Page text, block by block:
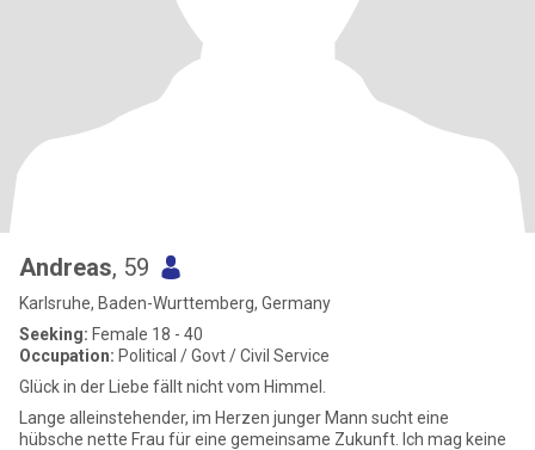
Andreas, 59
Karlsruhe, Baden-Wurttemberg, Germany
Seeking: Female 18 - 40
Occupation: Political / Govt / Civil Service
Glück in der Liebe fällt nicht vom Himmel.
Lange alleinstehender, im Herzen junger Mann sucht eine
hübsche nette Frau für eine gemeinsame Zukunft. Ich mag keine